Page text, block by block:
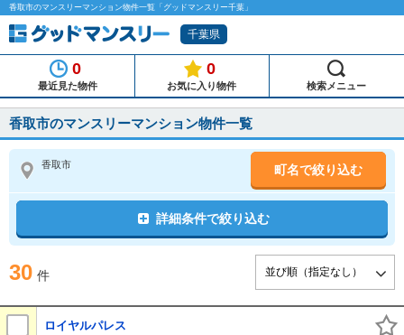
香取市のマンスリーマンション物件一覧「グッドマンスリー千葉」
千葉県
0
最近見た物件
0
お気に入り物件 検索メニュー
香取市のマンスリーマンション物件一覧
香取市 町名で絞り込む
詳細条件で絞り込む
30 件
ロイヤルパレス